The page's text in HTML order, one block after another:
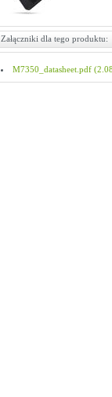
Załączniki dla tego produktu:
M7350_datasheet.pdf